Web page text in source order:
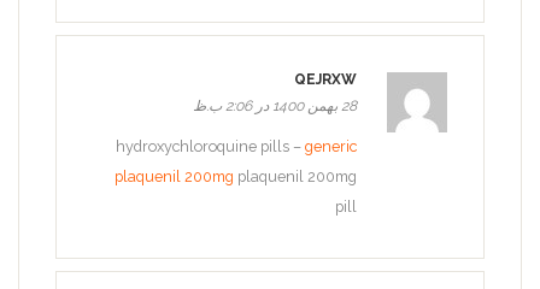
QEJRXW
28 بهمن 1400 در 2:06 ب.ظ
hydroxychloroquine pills – generic
plaquenil 200mg plaquenil 200mg
pill